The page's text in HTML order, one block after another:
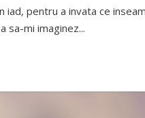
iad, pentru a invata ce
sa-mi imaginez...